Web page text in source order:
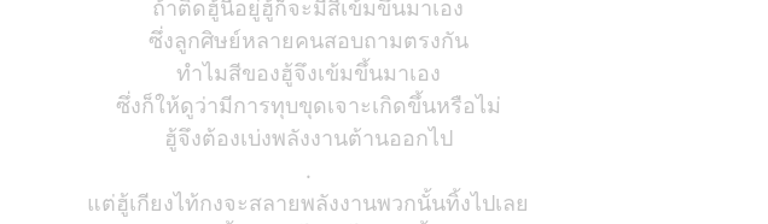
ถ้าติดฮู้นี้อยู่ฮู้ก็จะมีสีเข้มขึ้นมาเอง
ซึ่งลูกศิษย์หลายคนสอบถามตรงกัน
ทำไมสีของฮู้จึงเข้มขึ้นมาเอง
ซึ่งก็ให้ดูว่ามีการทุบขุดเจาะเกิดขึ้นหรือไม่
ฮู้จึงต้องเบ่งพลังงานต้านออกไป
.
แต่ฮู้เกียงไท้กงจะสลายพลังงานพวกนั้นทิ้งไปเลย